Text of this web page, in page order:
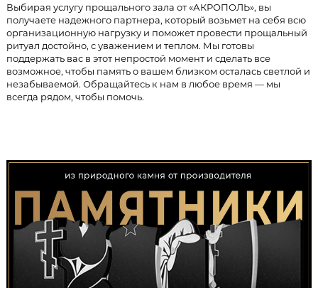
Выбирая услугу прощального зала от «АКРОПОЛЬ», вы
получаете надежного партнера, который возьмет на себя всю
организационную нагрузку и поможет провести прощальный
ритуал достойно, с уважением и теплом. Мы готовы
поддержать вас в этот непростой момент и сделать все
возможное, чтобы память о вашем близком осталась светлой и
незабываемой. Обращайтесь к нам в любое время — мы
всегда рядом, чтобы помочь.